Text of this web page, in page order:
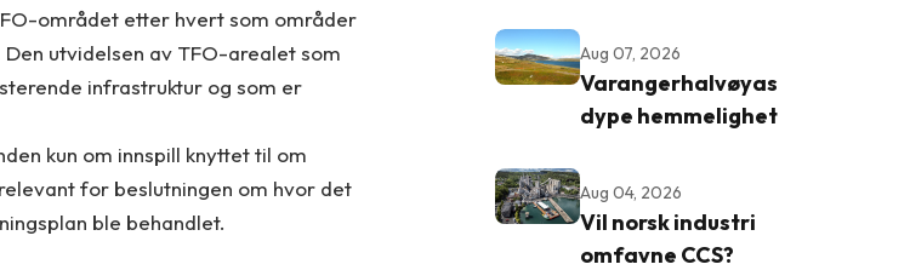
området etter hvert som områder
utvidelsen av TFO-arealet som
infrastruktur og som er
kun om innspill knyttet til om
for beslutningen om hvor det
ble behandlet.
Aug 07, 2026
Varangerhalvøyas
dype hemmelighet
Aug 04, 2026
Vil norsk industri
omfavne CCS?